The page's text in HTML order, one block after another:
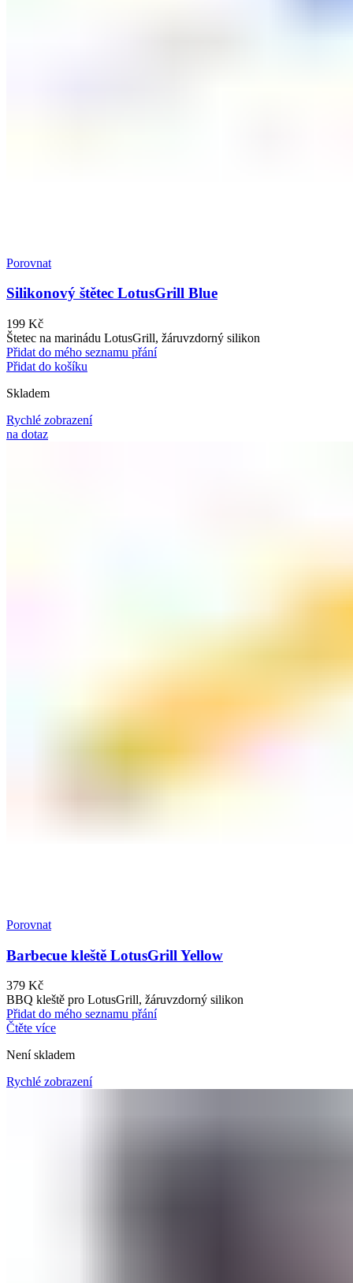
Porovnat
Silikonový štětec LotusGrill Blue
199 Kč
Štetec na marinádu LotusGrill, žáruvzdorný silikon
Přidat do mého seznamu přání
Přidat do košíku
Skladem
Rychlé zobrazení
na dotaz
Porovnat
Barbecue kleště LotusGrill Yellow
379 Kč
BBQ kleště pro LotusGrill, žáruvzdorný silikon
Přidat do mého seznamu přání
Čtěte více
Není skladem
Rychlé zobrazení